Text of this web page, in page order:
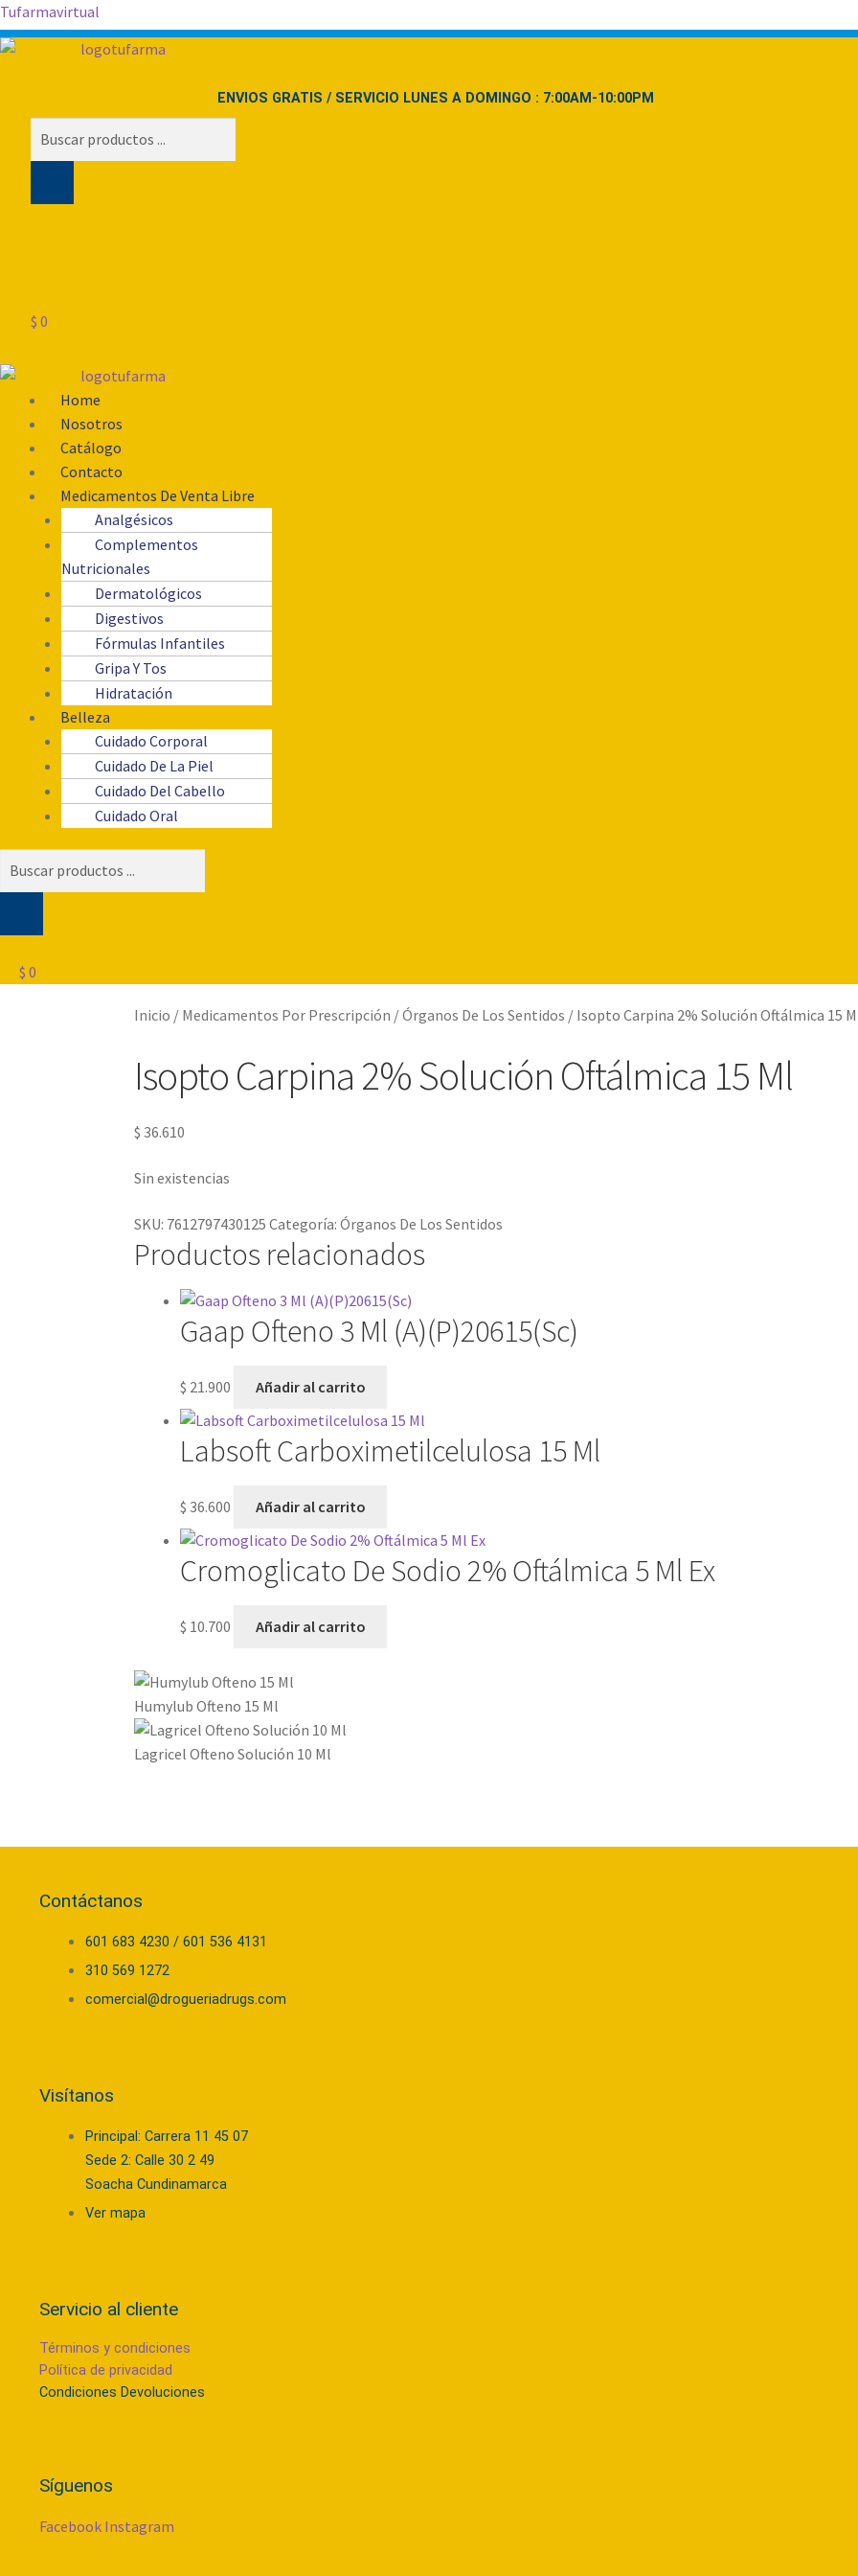
Tufarmavirtual
ENVIOS GRATIS / SERVICIO LUNES A DOMINGO : 7:00AM-10:00PM
$ 0
Menú
Home
Nosotros
Catálogo
Contacto
Medicamentos De Venta Libre
Analgésicos
Complementos
Nutricionales
Dermatológicos
Digestivos
Fórmulas Infantiles
Gripa Y Tos
Hidratación
Belleza
Cuidado Corporal
Cuidado De La Piel
Cuidado Del Cabello
Cuidado Oral
$ 0
Inicio / Medicamentos Por Prescripción /Órganos De Los Sentidos / Isopto Carpina 2% Solución Oftálmica 15
Isopto Carpina 2% Solución Oftálmica 15 Ml
$ 36.610
Sin existencias
SKU: 7612797430125 Categoría:Órganos De Los Sentidos
Productos relacionados
Gaap Ofteno 3 Ml (A)(P)20615(Sc)
$ 21.900 Añadir al carrito
Labsoft Carboximetilcelulosa 15 Ml
$ 36.600 Añadir al carrito
Cromoglicato De Sodio 2% Oftálmica 5 Ml Ex
$ 10.700 Añadir al carrito
Humylub Ofteno 15 Ml
Lagricel Ofteno Solución 10 Ml
Contáctanos
601 683 4230 / 601 536 4131
310 569 1272
comercial@drogueriadrugs.com
Visítanos
Principal: Carrera 11 45 07
Sede 2: Calle 30 2 49
Soacha Cundinamarca
Ver mapa
Servicio al cliente
Términos y condiciones
Política de privacidad
Condiciones Devoluciones
Síguenos
Facebook Instagram